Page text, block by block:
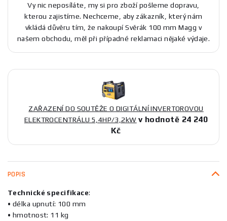
Vy nic neposíláte, my si pro zboží pošleme dopravu,
kterou zajistíme. Nechceme, aby zákazník, který nám
vkládá důvěru tím, že nakoupí Svěrák 100 mm Magg v
našem obchodu, měl při případné reklamaci nějaké výdaje.
ZAŘAZENÍ DO SOUTĚŽE O DIGITÁLNÍ INVERTOROVOU
ELEKTROCENTRÁLU 5,4HP/3,2kW v hodnotě 24 240
Kč
POPIS
Technické specifikace:
• délka upnutí: 100 mm
• hmotnost: 11 kg